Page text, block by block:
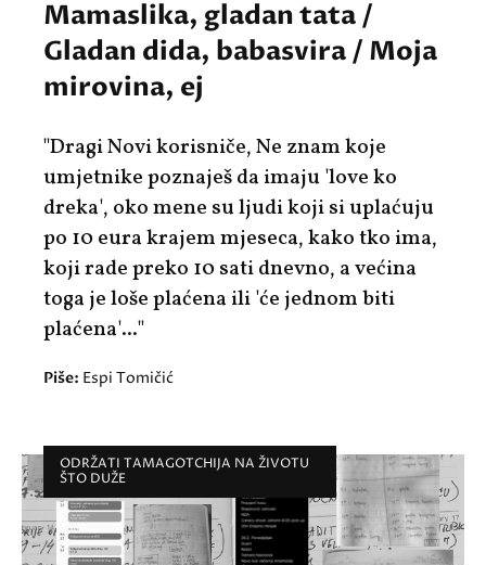
Mamaslika, gladan tata /
Gladan dida, babasvira / Moja
mirovina, ej
"Dragi Novi korisniče, Ne znam koje
umjetnike poznaješ da imaju 'love ko
dreka', oko mene su ljudi koji si uplaćuju
po 10 eura krajem mjeseca, kako tko ima,
koji rade preko 10 sati dnevno, a većina
toga je loše plaćena ili 'će jednom biti
plaćena'..."
Piše: Espi Tomičić
ODRŽATI TAMAGOTCHIJA NA ŽIVOTU
ŠTO DUŽE